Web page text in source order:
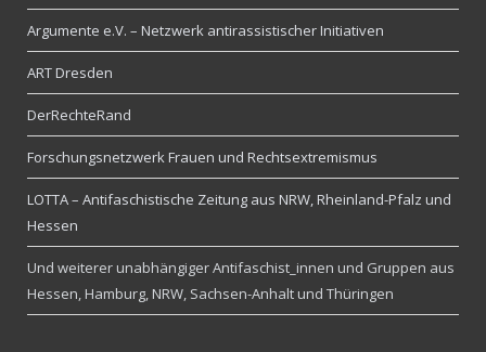
Argumente e.V. – Netzwerk antirassistischer Initiativen
ART Dresden
DerRechteRand
Forschungsnetzwerk Frauen und Rechtsextremismus
LOTTA – Antifaschistische Zeitung aus NRW, Rheinland-Pfalz und
Hessen
Und weiterer unabhängiger Antifaschist_innen und Gruppen aus
Hessen, Hamburg, NRW, Sachsen-Anhalt und Thüringen